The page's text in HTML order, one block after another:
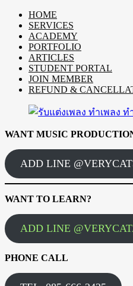
HOME
SERVICES
ACADEMY
PORTFOLIO
ARTICLES
STUDENT PORTAL
JOIN MEMBER
REFUND &
WANT MUSIC
ADD LINE
WANT TO LEARN?
ADD LINE
PHONE CALL